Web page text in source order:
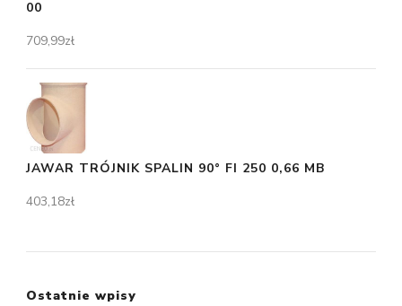
00
709,99zł
JAWAR TRÓJNIK SPALIN 90° FI 250 0,66 MB
403,18zł
Ostatnie wpisy